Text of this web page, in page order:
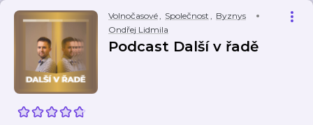
Volnočasové, Společnost , Byznys
Ondřej Lidmila
Podcast Další v řadě